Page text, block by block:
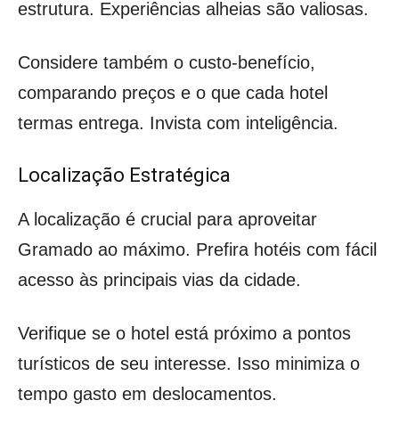
estrutura. Experiências alheias são valiosas.
Considere também o custo-benefício,
comparando preços e o que cada hotel
termas entrega. Invista com inteligência.
Localização Estratégica
A localização é crucial para aproveitar
Gramado ao máximo. Prefira hotéis com fácil
acesso às principais vias da cidade.
Verifique se o hotel está próximo a pontos
turísticos de seu interesse. Isso minimiza o
tempo gasto em deslocamentos.